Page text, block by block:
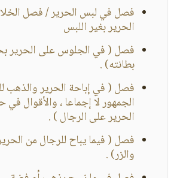
فصل في لبس الحرير / فصل
الحرير بغير اللبس
فصل ( في الجلوس على الحرير
بطانته) .
فصل ( في إباحة الحرير والذهب
الجمهور لا إجماعا ، والأقوال
الحرير على الرجال ) .
فصل ( فيما يباح للرجال من
والزر) .